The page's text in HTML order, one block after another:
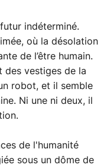
indéterminé.
où la désolation
de l’être humain.
des vestiges de la
robot, et il semble
Ni une ni deux, il
de l'humanité
sous un dôme de